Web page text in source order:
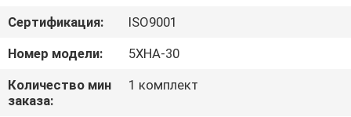
ПРОВЕРКА
КАЧЕСТВА
СВЯЖИТЕСЬ
Сертификация:
ISO9001
Номер модели:
5ХНА-30
Количество мин
заказа:
1 комплект